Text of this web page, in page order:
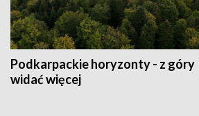
Podkarpackie horyzonty - z góry
widać więcej